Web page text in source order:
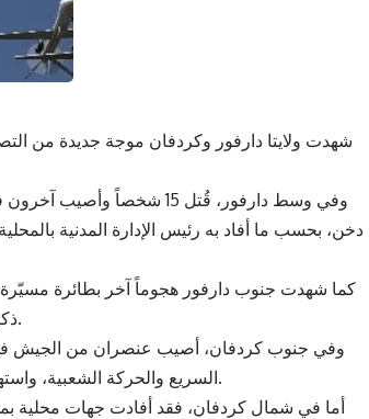
شهدت ولايتا دارفور وكردفان موجة جديدة
وفي وسط دارفور، قُتل 15
دخن، بحسب ما أفاد به رئيس الإدارة المدنية
كما شهدت جنوب دارفور هجوماً آخر بطائرة
ذكر شهود عيان أن الطائرة أطلقت عدة صواريخ على الموقع.
وفي جنوب كردفان، أصيب عنصران من الجيش
السريع والحركة الشعبية، واستهدف الحامية العسكرية من الجهة الشمالية الغربية للمدينة.
أما في شمال كردفان، فقد أفادت جهات محلية